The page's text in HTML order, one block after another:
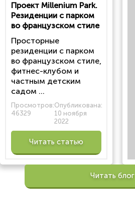
Проект Millenium Park.
Резиденции с парком
во французском стиле
Просторные
резиденции с парком
во французском стиле,
фитнес-клубом и
частным детским
садом ...
Просмотров:
46329
Опубликована:
10 ноября
2022
Читать статью
Читать блог